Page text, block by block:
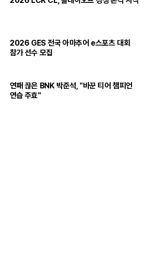
2026 GES 전국 아마추어 e스포츠 대회
참가 선수 모집
연패 끊은 BNK 박준석, "바꾼 티어 챔피언
연습 주효"